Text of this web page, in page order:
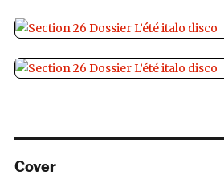
Cover